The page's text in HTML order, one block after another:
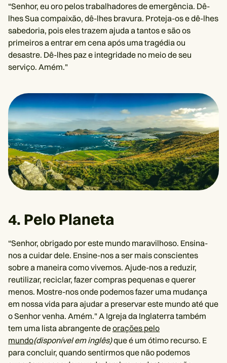
“Senhor, eu oro pelos trabalhadores de emergência. Dê-
lhes Sua compaixão, dê-lhes bravura. Proteja-os e dê-lhes
sabedoria, pois eles trazem ajuda a tantos e são os
primeiros a entrar em cena após uma tragédia ou
desastre. Dê-lhes paz e integridade no meio de seu
serviço. Amém."
4. Pelo Planeta
“Senhor, obrigado por este mundo maravilhoso. Ensina-
nos a cuidar dele. Ensine-nos a ser mais conscientes
sobre a maneira como vivemos. Ajude-nos a reduzir,
reutilizar, reciclar, fazer compras pequenas e querer
menos. Mostre-nos onde podemos fazer uma mudança
em nossa vida para ajudar a preservar este mundo até que
o Senhor venha. Amém." A Igreja da Inglaterra também
tem uma lista abrangente deorações pelo
mundo(disponível em inglês)que é um ótimo recurso. E
para concluir, quando sentirmos que não podemos